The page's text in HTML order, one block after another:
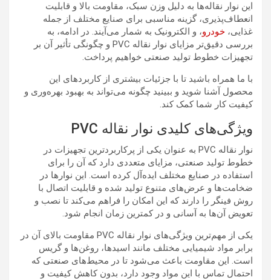
این نوار نقاله‌ها به دلیل وزن سبک، مقاومت بالا و قابلیت
انعطاف‌پذیری، گزینه‌ مناسبی برای صنایع مختلف از جمله
غذایی، خودرو، و الکترونیک به شمار می‌آیند. در ادامه، به
بررسی دقیق‌تر مزایای نوار نقاله PVC و چگونگی تأثیر آن بر
تجهیزات خطوط تولید صنعتی خواهیم پرداخت.
با ما همراه باشید تا با جزئیات بیشتری از کاربردهای این
محصول آشنا شوید و ببینید چگونه می‌تواند به بهبود بهره‌وری و
کیفیت کار شما کمک کند.
ویژگی‌های کلیدی نوار نقاله PVC
نوار نقاله PVC به عنوان یکی از پرکاربردترین تجهیزات در
خطوط تولید صنعتی، مزایای متعددی دارد که آن را برای
استفاده در صنایع مختلف ایده‌آل کرده است. این نوارها در
ضخامت‌ها و عرض‌های متنوع تولید شده و قابلیت اتصال با
روش فینگر را دارند که این امکان را فراهم می‌کند تا نصب و
تعویض آن‌ها به آسانی و در کمترین زمان انجام شود.
یکی از مهم‌ترین ویژگی‌های نوار نقاله PVC مقاومت بالای آن در
برابر مواد شیمیایی مختلف مانند اسیدها، روغن‌ها و گریس
است. این مقاومت باعث می‌شود تا در محیط‌های صنعتی که
احتمال تماس با این مواد وجود دارد، بدون کاهش کیفیت و